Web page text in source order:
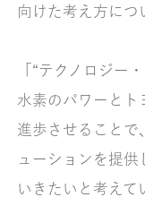
向けた考え方につ
「“テクノロジー
水素のパワーとト
進歩させることで
ューションを提
いきたいと考えて